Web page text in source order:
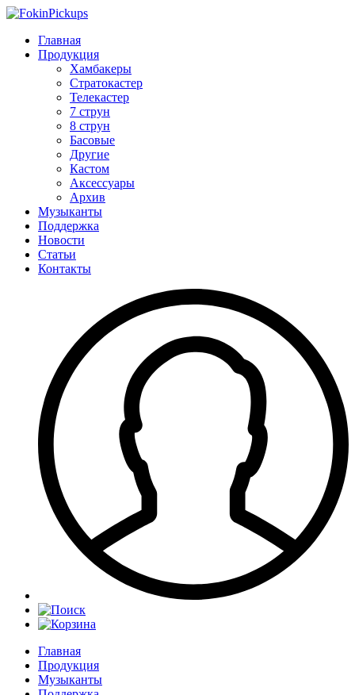
Главная
Продукция
Хамбакеры
Стратокастер
Телекастер
7 струн
8 струн
Басовые
Другие
Кастом
Аксессуары
Архив
Музыканты
Поддержка
Новости
Статьи
Контакты
Главная
Продукция
Музыканты